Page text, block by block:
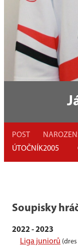
POST
ÚTOČNÍK
NAROZEN
2005
Soupisky
2022 - 2023
Liga juniorů (dres